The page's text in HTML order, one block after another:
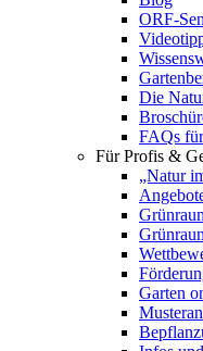
ORF-
Die
FAQs
Für Profis &
„Natur
Garten